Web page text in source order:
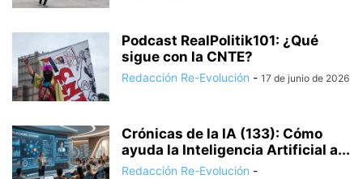
Podcast RealPolitik101: ¿Qué
sigue con la CNTE?
Redacción Re-Evolución - 17 de junio de 2026
Crónicas de la IA (133): Cómo
ayuda la Inteligencia Artificial a...
Redacción Re-Evolución -